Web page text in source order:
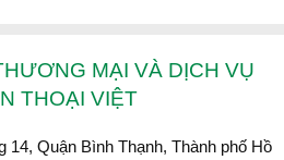
MẠI VÀ DỊCH VỤ
THOẠI VIỆT
14, Quận Bình Thạnh, Thành phố Hồ